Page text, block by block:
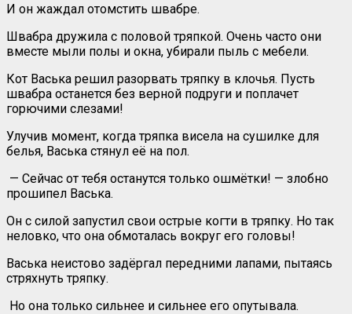
И он жаждал отомстить швабре.
Швабра дружила с половой тряпкой. Очень часто они
вместе мыли полы и окна, убирали пыль с мебели.
Кот Васька решил разорвать тряпку в клочья. Пусть
швабра останется без верной подруги и поплачет
горючими слезами!
Улучив момент, когда тряпка висела на сушилке для
белья, Васька стянул её на пол.
— Сейчас от тебя останутся только ошмётки! — злобно
прошипел Васька.
Он с силой запустил свои острые когти в тряпку. Но так
неловко, что она обмоталась вокруг его головы!
Васька неистово задёргал передними лапами, пытаясь
стряхнуть тряпку.
Но она только сильнее и сильнее его опутывала.